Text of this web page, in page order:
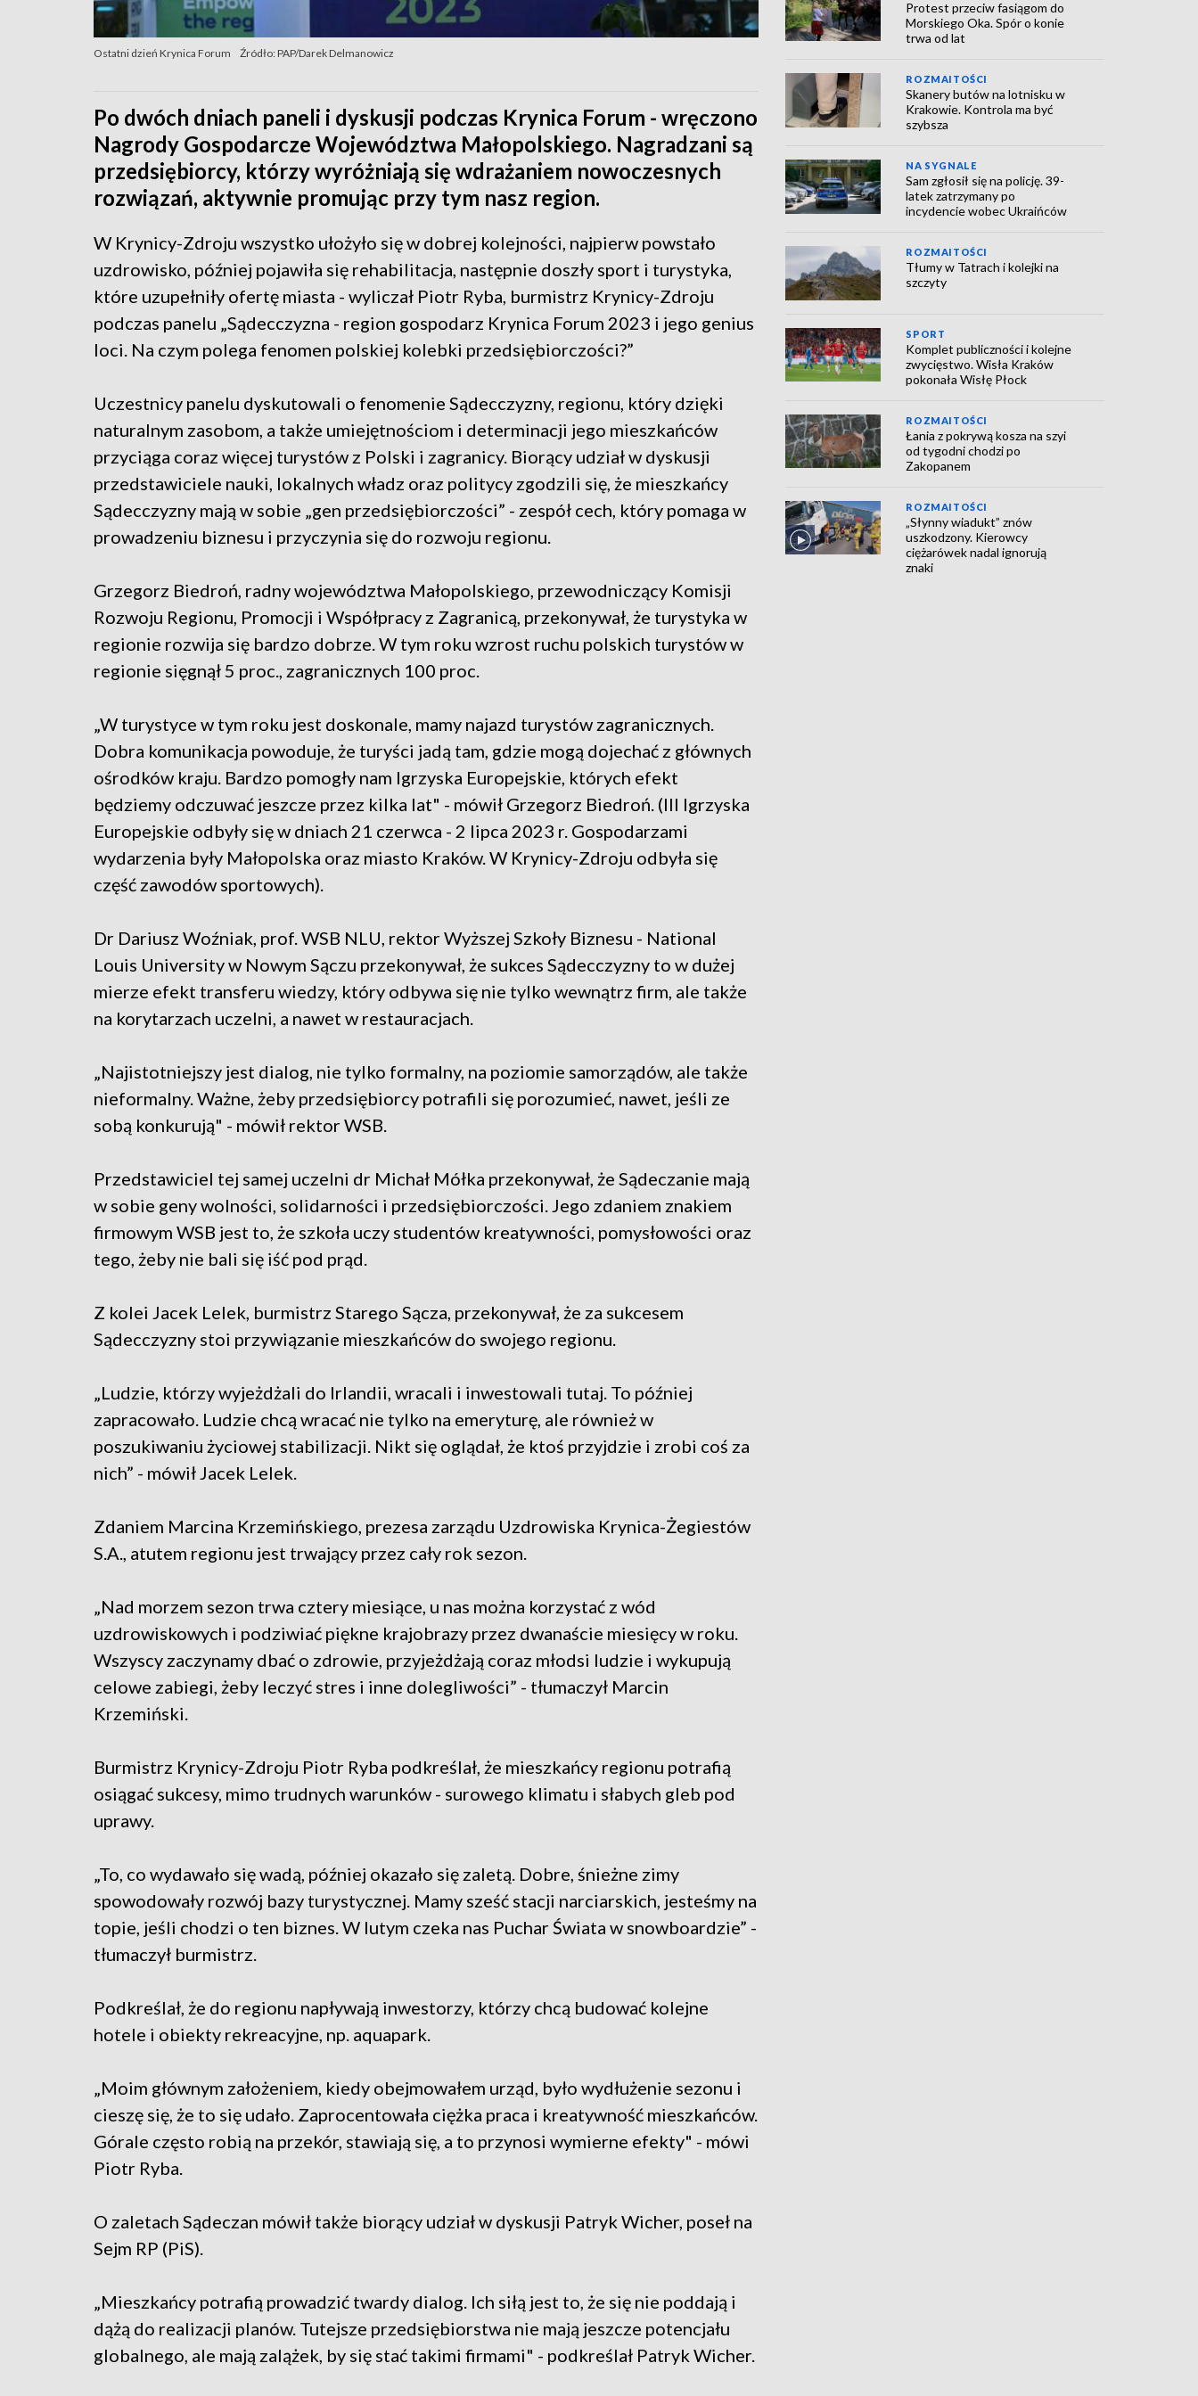
Ostatni dzień Krynica Forum Źródło: PAP/Darek Delmanowicz
Po dwóch dniach paneli i dyskusji podczas Krynica Forum - wręczono
Nagrody Gospodarcze Województwa Małopolskiego. Nagradzani są
przedsiębiorcy, którzy wyróżniają się wdrażaniem nowoczesnych
rozwiązań, aktywnie promując przy tym nasz region.
W Krynicy-Zdroju wszystko ułożyło się w dobrej kolejności, najpierw powstało
uzdrowisko, później pojawiła się rehabilitacja, następnie doszły sport i turystyka,
które uzupełniły ofertę miasta - wyliczał Piotr Ryba, burmistrz Krynicy-Zdroju
podczas panelu „Sądecczyzna - region gospodarz Krynica Forum 2023 i jego genius
loci. Na czym polega fenomen polskiej kolebki przedsiębiorczości?”
Uczestnicy panelu dyskutowali o fenomenie Sądecczyzny, regionu, który dzięki
naturalnym zasobom, a także umiejętnościom i determinacji jego mieszkańców
przyciąga coraz więcej turystów z Polski i zagranicy. Biorący udział w dyskusji
przedstawiciele nauki, lokalnych władz oraz politycy zgodzili się, że mieszkańcy
Sądecczyzny mają w sobie „gen przedsiębiorczości” - zespół cech, który pomaga w
prowadzeniu biznesu i przyczynia się do rozwoju regionu.
Grzegorz Biedroń, radny województwa Małopolskiego, przewodniczący Komisji
Rozwoju Regionu, Promocji i Współpracy z Zagranicą, przekonywał, że turystyka w
regionie rozwija się bardzo dobrze. W tym roku wzrost ruchu polskich turystów w
regionie sięgnął 5 proc., zagranicznych 100 proc.
„W turystyce w tym roku jest doskonale, mamy najazd turystów zagranicznych.
Dobra komunikacja powoduje, że turyści jadą tam, gdzie mogą dojechać z głównych
ośrodków kraju. Bardzo pomogły nam Igrzyska Europejskie, których efekt
będziemy odczuwać jeszcze przez kilka lat" - mówił Grzegorz Biedroń. (III Igrzyska
Europejskie odbyły się w dniach 21 czerwca - 2 lipca 2023 r. Gospodarzami
wydarzenia były Małopolska oraz miasto Kraków. W Krynicy-Zdroju odbyła się
część zawodów sportowych).
Dr Dariusz Woźniak, prof. WSB NLU, rektor Wyższej Szkoły Biznesu - National
Louis University w Nowym Sączu przekonywał, że sukces Sądecczyzny to w dużej
mierze efekt transferu wiedzy, który odbywa się nie tylko wewnątrz firm, ale także
na korytarzach uczelni, a nawet w restauracjach.
„Najistotniejszy jest dialog, nie tylko formalny, na poziomie samorządów, ale także
nieformalny. Ważne, żeby przedsiębiorcy potrafili się porozumieć, nawet, jeśli ze
sobą konkurują" - mówił rektor WSB.
Przedstawiciel tej samej uczelni dr Michał Mółka przekonywał, że Sądeczanie mają
w sobie geny wolności, solidarności i przedsiębiorczości. Jego zdaniem znakiem
firmowym WSB jest to, że szkoła uczy studentów kreatywności, pomysłowości oraz
tego, żeby nie bali się iść pod prąd.
Z kolei Jacek Lelek, burmistrz Starego Sącza, przekonywał, że za sukcesem
Sądecczyzny stoi przywiązanie mieszkańców do swojego regionu.
„Ludzie, którzy wyjeżdżali do Irlandii, wracali i inwestowali tutaj. To później
zapracowało. Ludzie chcą wracać nie tylko na emeryturę, ale również w
poszukiwaniu życiowej stabilizacji. Nikt się oglądał, że ktoś przyjdzie i zrobi coś za
nich” - mówił Jacek Lelek.
Zdaniem Marcina Krzemińskiego, prezesa zarządu Uzdrowiska Krynica-Żegiestów
S.A., atutem regionu jest trwający przez cały rok sezon.
„Nad morzem sezon trwa cztery miesiące, u nas można korzystać z wód
uzdrowiskowych i podziwiać piękne krajobrazy przez dwanaście miesięcy w roku.
Wszyscy zaczynamy dbać o zdrowie, przyjeżdżają coraz młodsi ludzie i wykupują
celowe zabiegi, żeby leczyć stres i inne dolegliwości” - tłumaczył Marcin
Krzemiński.
Burmistrz Krynicy-Zdroju Piotr Ryba podkreślał, że mieszkańcy regionu potrafią
osiągać sukcesy, mimo trudnych warunków - surowego klimatu i słabych gleb pod
uprawy.
„To, co wydawało się wadą, później okazało się zaletą. Dobre, śnieżne zimy
spowodowały rozwój bazy turystycznej. Mamy sześć stacji narciarskich, jesteśmy na
topie, jeśli chodzi o ten biznes. W lutym czeka nas Puchar Świata w snowboardzie” -
tłumaczył burmistrz.
Podkreślał, że do regionu napływają inwestorzy, którzy chcą budować kolejne
hotele i obiekty rekreacyjne, np. aquapark.
„Moim głównym założeniem, kiedy obejmowałem urząd, było wydłużenie sezonu i
cieszę się, że to się udało. Zaprocentowała ciężka praca i kreatywność mieszkańców.
Górale często robią na przekór, stawiają się, a to przynosi wymierne efekty" - mówi
Piotr Ryba.
O zaletach Sądeczan mówił także biorący udział w dyskusji Patryk Wicher, poseł na
Sejm RP (PiS).
„Mieszkańcy potrafią prowadzić twardy dialog. Ich siłą jest to, że się nie poddają i
dążą do realizacji planów. Tutejsze przedsiębiorstwa nie mają jeszcze potencjału
globalnego, ale mają zalążek, by się stać takimi firmami" - podkreślał Patryk Wicher.
Protest przeciw fasiągom do
Morskiego Oka. Spór o konie
trwa od lat
ROZMAITOŚCI
Skanery butów na lotnisku w
Krakowie. Kontrola ma być
szybsza
NA SYGNALE
Sam zgłosił się na policję. 39-
latek zatrzymany po
incydencie wobec Ukraińców
ROZMAITOŚCI
Tłumy w Tatrach i kolejki na
szczyty
SPORT
Komplet publiczności i kolejne
zwycięstwo. Wisła Kraków
pokonała Wisłę Płock
ROZMAITOŚCI
Łania z pokrywą kosza na szyi
od tygodni chodzi po
Zakopanem
ROZMAITOŚCI
„Słynny wiadukt” znów
uszkodzony. Kierowcy
ciężarówek nadal ignorują
znaki